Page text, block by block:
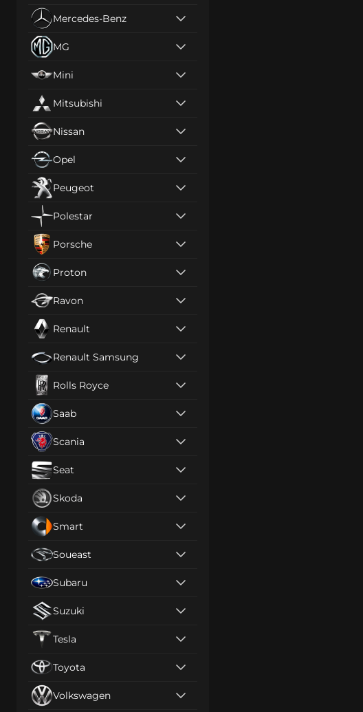
Mercedes-Benz
MG
Mini
Mitsubishi
Nissan
Opel
Peugeot
Polestar
Porsche
Proton
Ravon
Renault
Renault Samsung
Rolls Royce
Saab
Scania
Seat
Skoda
Smart
Soueast
Subaru
Suzuki
Tesla
Toyota
Volkswagen